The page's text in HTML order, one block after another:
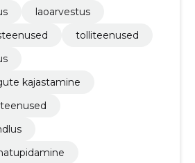
laoarvestus
tolliteenused
kajastamine